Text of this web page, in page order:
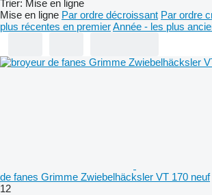
Trier: Mise en ligne
Mise en ligne Par ordre décroissant Par ordre
plus récentes en premierAnnée - les plus
de fanes Grimme Zwiebelhäcksler VT 170 neuf
12